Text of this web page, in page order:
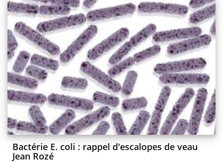
Bactérie E. coli : rappel d'escalopes de veau
Jean Rozé